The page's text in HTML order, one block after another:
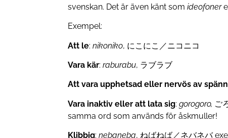
svenskan. Det är även känt somideofoner
Exempel:
Att le:nikoniko, にこにこ／ニコニコ
Vara kär:raburabu, ラブラブ
Att vara upphetsad eller nervös av
Vara inaktiv eller att lata sig:gorogoro, ご
samma ord som används för åskmuller!
Klibbig:nebaneba, ねばねば／ネバネバ